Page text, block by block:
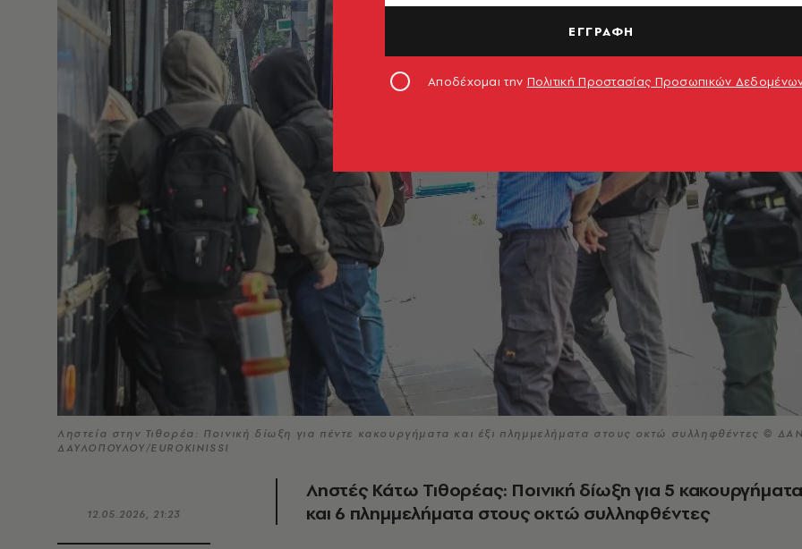
Ληστεία στην Τιθορέα: Ποινική δίωξη για πέντε κακουργήματα και έξι πλημμελήματα στους οκτώ συλληφθέντες ©
ΔΑΥΛΟΠΟΥΛΟΥ/EUROKINISSI
12.05.2026, 21:23
Ληστές Κάτω Τιθορέας: Ποινική δίωξη για 5
και 6 πλημμελήματα στους οκτώ συλληφθέντες
ΕΓΓΡΑΦΗ
Αποδέχομαι την Πολιτική Προστασίας Προσωπικών